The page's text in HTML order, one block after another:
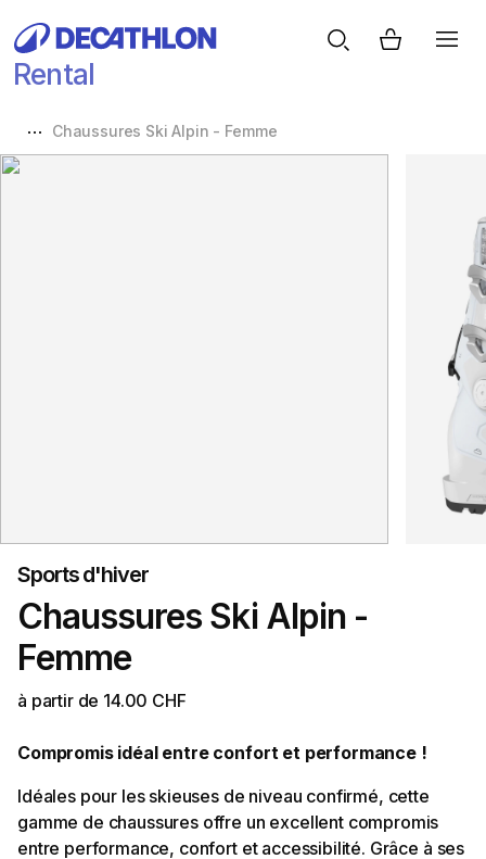
Rental
Chaussures Ski Alpin - Femme
Sports d'hiver
Chaussures Ski Alpin -
Femme
à partir de 14.00 CHF
Compromis idéal entre confort et performance !
Idéales pour les skieuses de niveau confirmé, cette
gamme de chaussures offre un excellent compromis
entre performance, confort et accessibilité. Grâce à ses